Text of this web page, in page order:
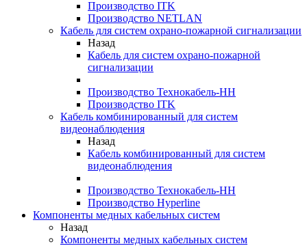
Производство ITK
Производство NETLAN
Кабель для систем охрано-пожарной сигнализации
Назад
Кабель для систем охрано-пожарной
сигнализации
Производство Технокабель-НН
Производство ITK
Кабель комбинированный для систем
видеонаблюдения
Назад
Кабель комбинированный для систем
видеонаблюдения
Производство Технокабель-НН
Производство Hyperline
Компоненты медных кабельных систем
Назад
Компоненты медных кабельных систем